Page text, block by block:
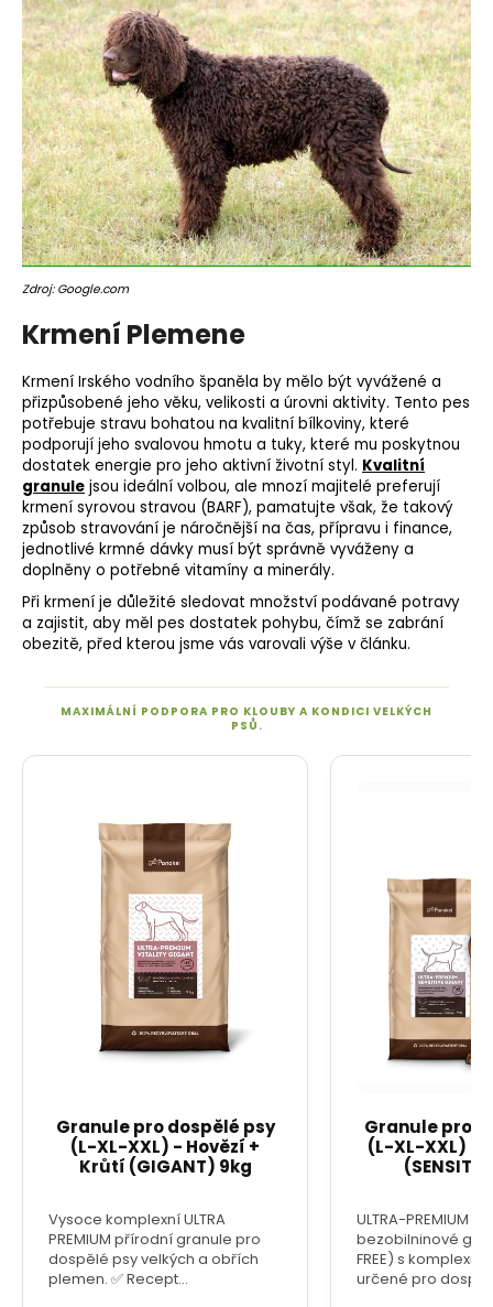
Zdroj: Google.com
Krmení Plemene
Krmení Irského vodního španěla by mělo být vyvážené a
přizpůsobené jeho věku, velikosti a úrovni aktivity. Tento pes
potřebuje stravu bohatou na kvalitní bílkoviny, které
podporují jeho svalovou hmotu a tuky, které mu poskytnou
dostatek energie pro jeho aktivní životní styl. Kvalitní
granule jsou ideální volbou, ale mnozí majitelé preferují
krmení syrovou stravou (BARF), pamatujte však, že takový
způsob stravování je náročnější na čas, přípravu i finance,
jednotlivé krmné dávky musí být správně vyváženy a
doplněny o potřebné vitamíny a minerály.
Při krmení je důležité sledovat množství podávané potravy
a zajistit, aby měl pes dostatek pohybu, čímž se zabrání
obezitě, před kterou jsme vás varovali výše v článku.